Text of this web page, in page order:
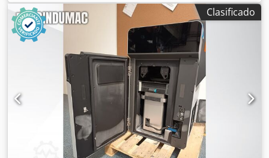
Clasificado